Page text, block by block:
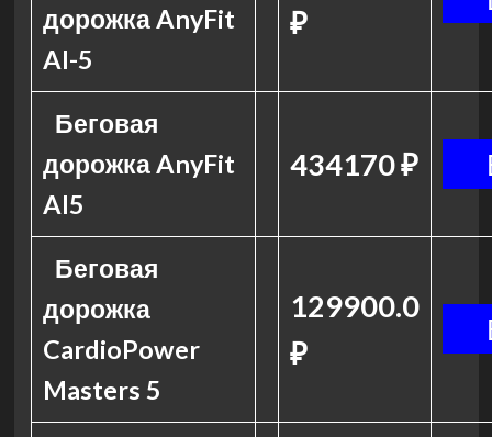
дорожка AnyFit
AI-5
₽
Беговая
дорожка AnyFit
AI5
434170 ₽
Беговая
дорожка
CardioPower
Masters 5
129900.0
₽